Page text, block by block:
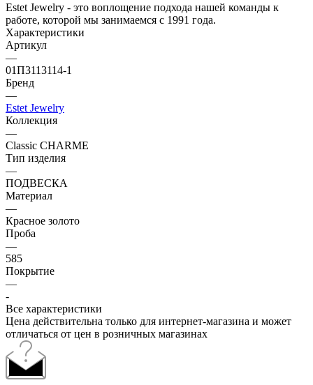
Estet Jewelry - это воплощение подхода нашей команды к
работе, которой мы занимаемся с 1991 года.
Характеристики
Артикул
—
01П3113114-1
Бренд
—
Estet Jewelry
Коллекция
—
Classic CHARME
Тип изделия
—
ПОДВЕСКА
Материал
—
Красное золото
Проба
—
585
Покрытие
—
-
Все характеристики
Цена действительна только для интернет-магазина и может
отличаться от цен в розничных магазинах